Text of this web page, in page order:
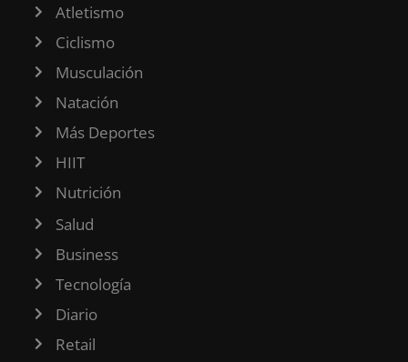
Atletismo
Ciclismo
Musculación
Natación
Más Deportes
HIIT
Nutrición
Salud
Business
Tecnología
Diario
Retail